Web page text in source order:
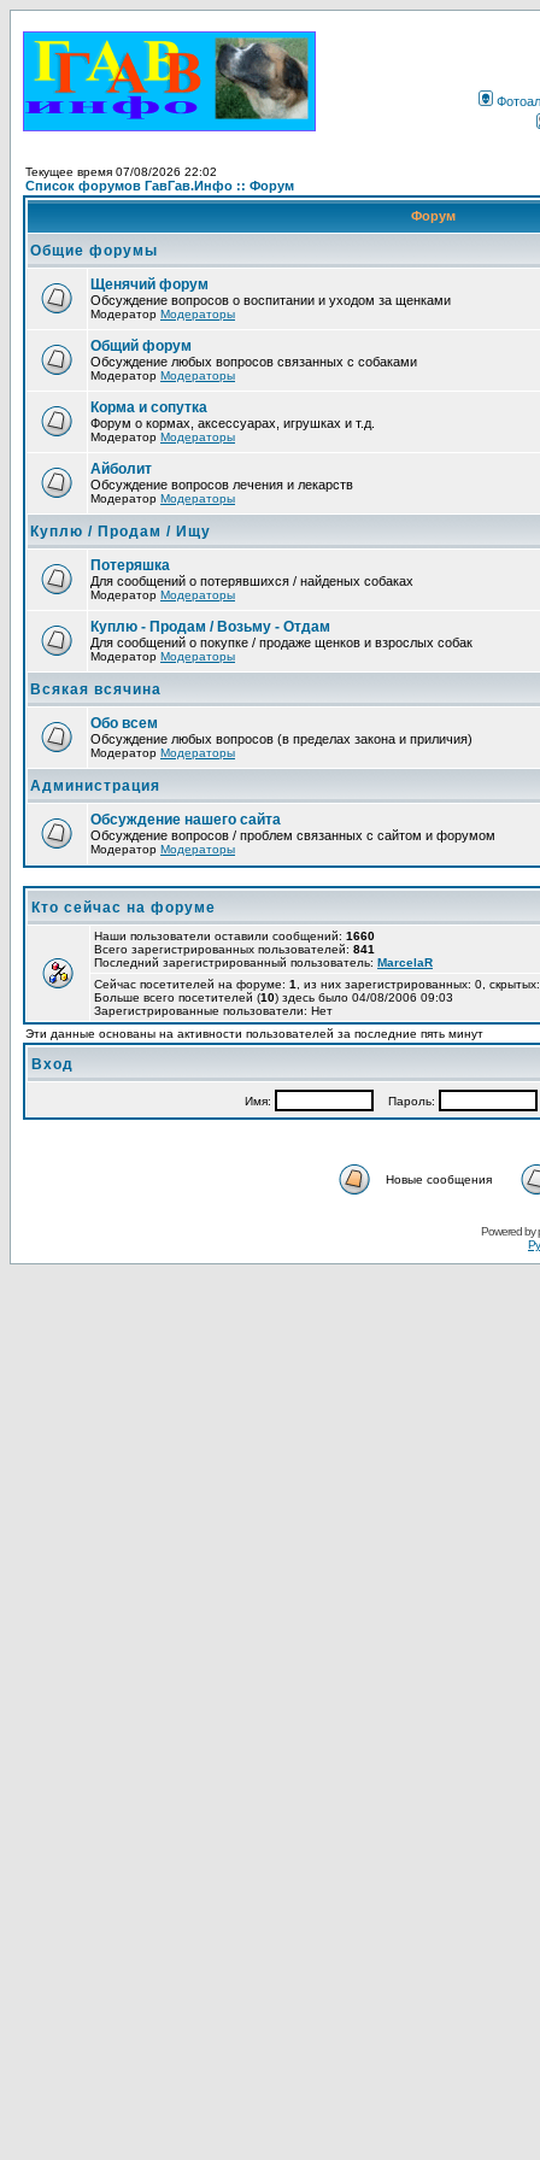
Текущее время 07/08/2026 22:02
Список форумов ГавГав.Инфо :: Форум
Форум
Общие форумы
Щенячий форум
Обсуждение вопросов о воспитании и уходом за щенками
Модератор Модераторы
Общий форум
Обсуждение любых вопросов связанных с собаками
Модератор Модераторы
Корма и сопутка
Форум о кормах, аксессуарах, игрушках и т.д.
Модератор Модераторы
Айболит
Обсуждение вопросов лечения и лекарств
Модератор Модераторы
Куплю / Продам / Ищу
Потеряшка
Для сообщений о потерявшихся / найденых собаках
Модератор Модераторы
Куплю - Продам / Возьму - Отдам
Для сообщений о покупке / продаже щенков и взрослых собак
Модератор Модераторы
Всякая всячина
Обо всем
Обсуждение любых вопросов (в пределах закона и приличия)
Модератор Модераторы
Администрация
Обсуждение нашего сайта
Обсуждение вопросов / проблем связанных с сайтом и форумом
Модератор Модераторы
Кто сейчас на форуме
Наши пользователи оставили сообщений: 1660
Всего зарегистрированных пользователей: 841
Последний зарегистрированный пользователь: MarcelaR
Сейчас посетителей на форуме: 1
, из них зарегистрированных: 0,
Больше всего посетителей (10) здесь было 04/08/2006 09:03
Зарегистрированные пользователи: Нет
Эти данные основаны на активности пользователей за последние пять минут
Вход
Имя: Пароль:
Новые сообщения
Powered by